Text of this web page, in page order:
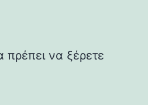
πρέπει να ξέρετε